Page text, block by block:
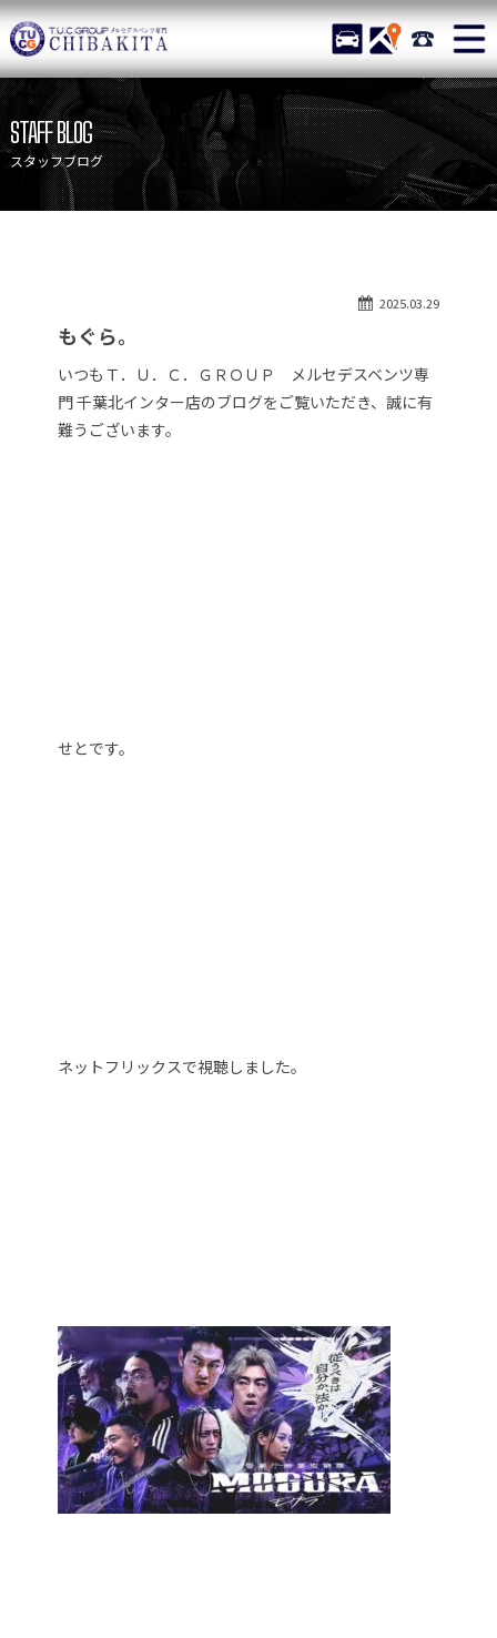
TUCグループ メルセデスベ
STOCK ACCESS 043-
ニュース
在庫リスト
目玉車両一覧
店舗紹介
保証＆サービス
アクセスマップ
自動車保険
納車blog
スタッフblog
会社概要
STAFF BLOG
スタッフブログ
2025.03.29
もぐら。
いつもＴ．Ｕ．Ｃ．ＧＲＯＵＰ メルセデスベンツ専
門 千葉北インター店のブログをご覧いただき、誠に有
難うございます。
せとです。
ネットフリックスで視聴しました。